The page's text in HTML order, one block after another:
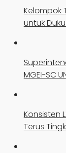
Kelompok
untuk
MGEI-SC
Konsisten
Terus